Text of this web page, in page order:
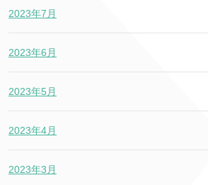
2023年7月
2023年6月
2023年5月
2023年4月
2023年3月